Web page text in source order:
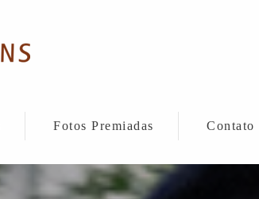
Fotos Premiadas Contato